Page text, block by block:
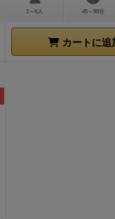
1～6人 45～90分
カートに追